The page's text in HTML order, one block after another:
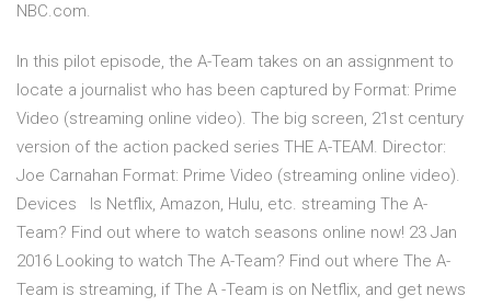
NBC.com.
In this pilot episode, the A-Team takes on an assignment to
locate a journalist who has been captured by Format: Prime
Video (streaming online video). The big screen, 21st century
version of the action packed series THE A-TEAM. Director:
Joe Carnahan Format: Prime Video (streaming online video).
Devices Is Netflix, Amazon, Hulu, etc. streaming The A-
Team? Find out where to watch seasons online now! 23 Jan
2016 Looking to watch The A-Team? Find out where The A-
Team is streaming, if The A -Team is on Netflix, and get news